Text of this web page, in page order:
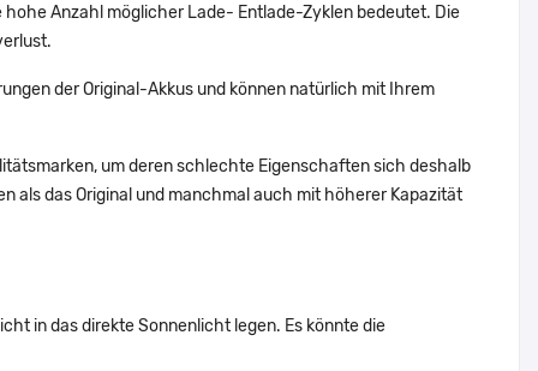
Anzahl möglicher Lade- Entlade-Zyklen bedeutet. Die
der Original-Akkus und können natürlich mit Ihrem
um deren schlechte Eigenschaften sich deshalb
als das Original und manchmal auch mit höherer Kapazität
in das direkte Sonnenlicht legen. Es könnte die